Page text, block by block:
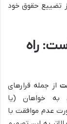
تضییع حقوق خود
راه
از جمله قرارهای
به خواهان (یا
عدم موافقت با